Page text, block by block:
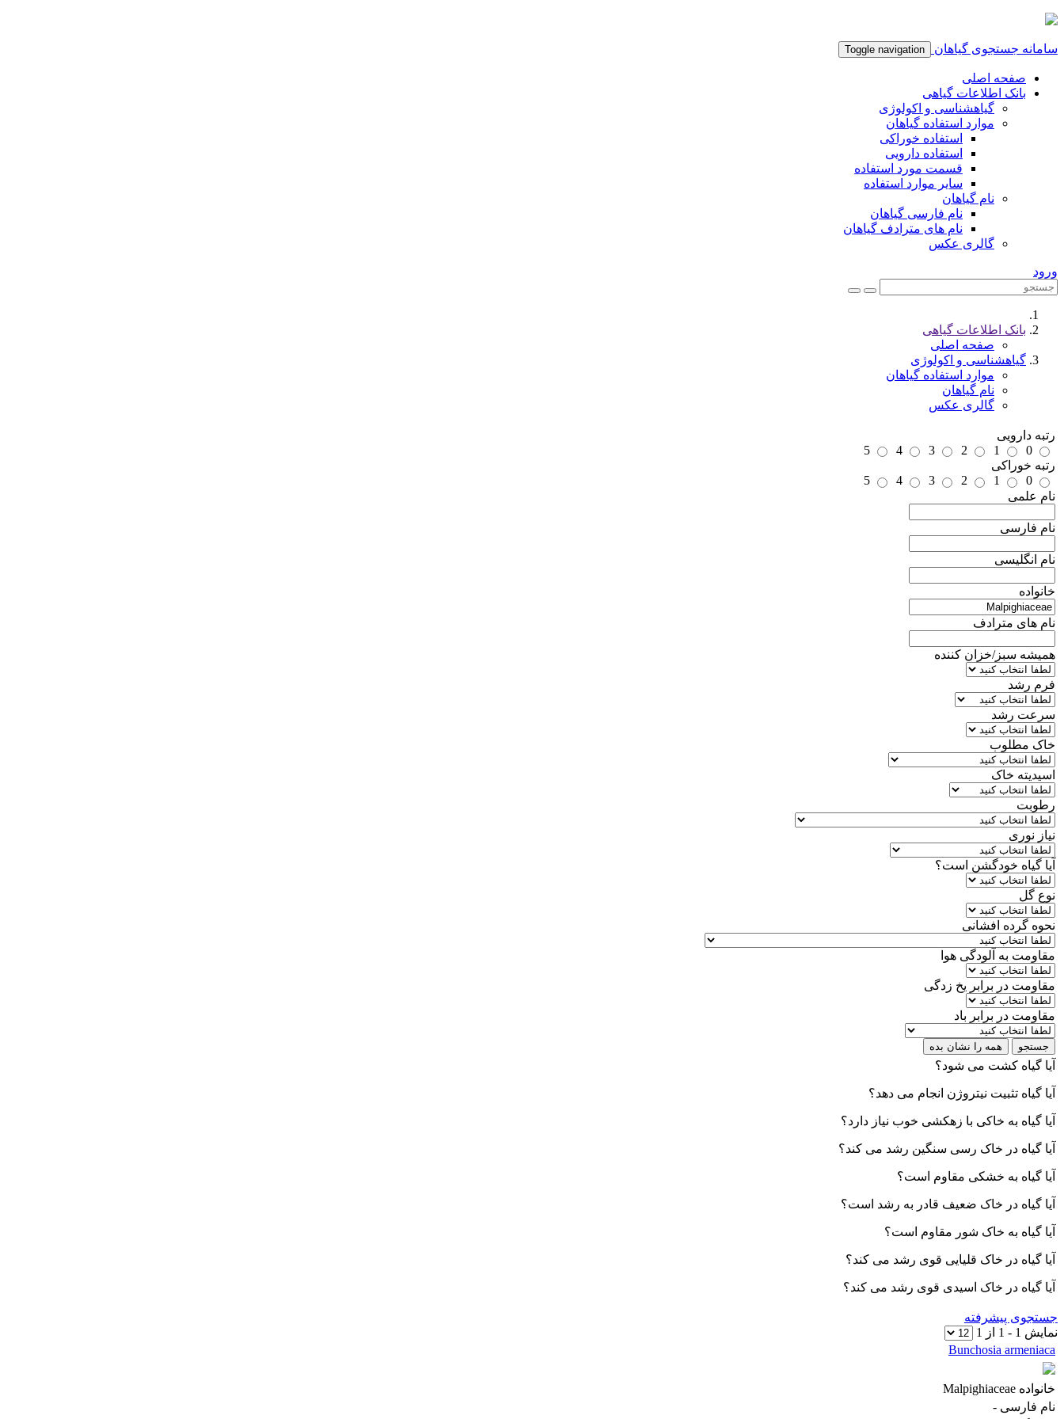
سامانه جستجوی گیاهان Toggle navigation
صفحه اصلی
بانک اطلاعات گیاهی
گیاهشناسی و اکولوژی
موارد استفاده گیاهان
استفاده خوراکی
استفاده دارویی
قسمت مورد استفاده
سایر موارد استفاده
نام گیاهان
نام فارسی گیاهان
نام های مترادف گیاهان
گالری عکس
ورود
بانک اطلاعات گیاهی
صفحه اصلی
گیاهشناسی و اکولوژی
موارد استفاده گیاهان
نام گیاهان
گالری عکس
رتبه دارویی
0
1
2
3
4
5
رتبه خوراکی
0
1
2
3
4
5
نام علمی
نام فارسی
نام انگلیسی
خانواده
نام های مترادف
همیشه سبز/خزان کننده
فرم رشد
سرعت رشد
خاک مطلوب
اسیدیته خاک
رطوبت
نیاز نوری
آیا گیاه خودگشن است؟
نوع گل
نحوه گرده افشانی
مقاومت به آلودگی هوا
مقاومت در برابر یخ زدگی
مقاومت در برابر باد
جستجو همه را نشان بده
آیا گیاه کشت می شود؟
آیا گیاه تثبیت نیتروژن انجام می دهد؟
آیا گیاه به خاکی با زهکشی خوب نیاز دارد؟
آیا گیاه در خاک رسی سنگین رشد می کند؟
آیا گیاه به خشکی مقاوم است؟
آیا گیاه در خاک ضعیف قادر به رشد است؟
آیا گیاه به خاک شور مقاوم است؟
آیا گیاه در خاک قلیایی قوی رشد می کند؟
آیا گیاه در خاک اسیدی قوی رشد می کند؟
جستجوی پیشرفته
نمایش 1
-
1 از
1
Bunchosia armeniaca
خانواده Malpighiaceae
نام فارسی -